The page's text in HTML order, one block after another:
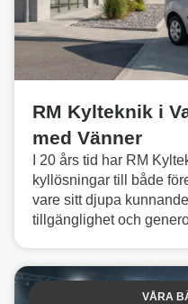
RM Kylteknik i
med Vänner
I 20 års tid har RM
kyllösningar till både
vare sitt djupa
tillgänglighet och
VÅRA